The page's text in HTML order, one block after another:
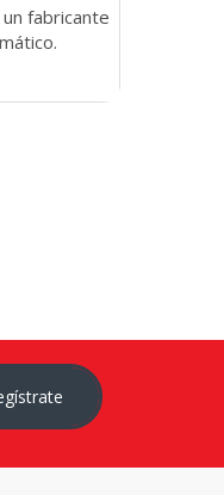
fabricante